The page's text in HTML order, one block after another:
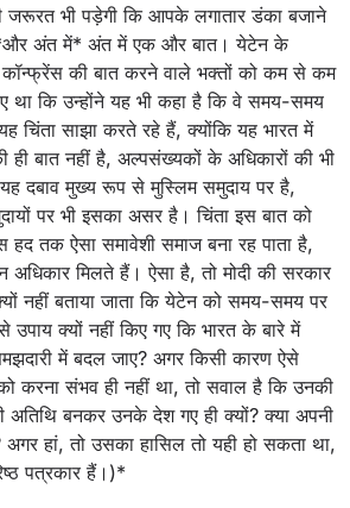
जरूरत भी पड़ेगी कि आपके लगातार डंका बजाने
*और अंत में* अंत में एक और बात। येटेन के
की बात करने वाले भक्तों को कम से कम
था कि उन्होंने यह भी कहा है कि वे समय-समय
चिंता साझा करते रहे हैं, क्योंकि यह भारत में
ही बात नहीं है, अल्पसंख्यकों के अधिकारों की भी
दबाव मुख्य रूप से मुस्लिम समुदाय पर है,
पर भी इसका असर है। चिंता इस बात को
तक ऐसा समावेशी समाज बना रह पाता है,
अधिकार मिलते हैं। ऐसा है, तो मोदी की सरकार
नहीं बताया जाता कि येटेन को समय-समय पर
उपाय क्यों नहीं किए गए कि भारत के बारे में
में बदल जाए? अगर किसी कारण ऐसे
करना संभव ही नहीं था, तो सवाल है कि उनकी
अतिथि बनकर उनके देश गए ही क्यों? क्या अपनी
हां, तो उसका हासिल तो यही हो सकता था,
पत्रकार हैं।)*